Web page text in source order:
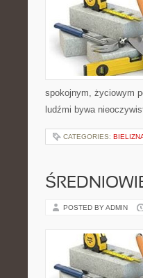
spokojnym, życiowym
ludźmi bywa
CATEGORIES:
POSTED BY ADMIN